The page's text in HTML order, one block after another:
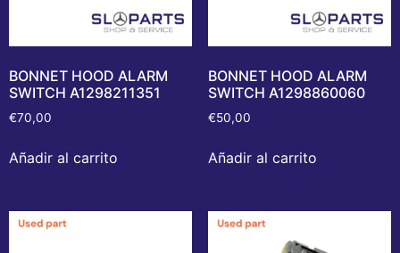
BONNET HOOD ALARM
SWITCH A1298211351
€70,00
Añadir al carrito
BONNET HOOD ALARM
SWITCH A1298860060
€50,00
Añadir al carrito